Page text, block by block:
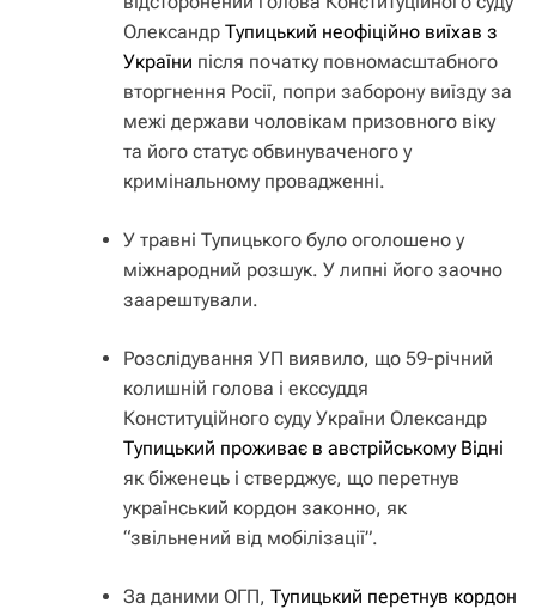
Олександр Тупицький неофіційно виїхав з
України після початку повномасштабного
вторгнення Росії, попри заборону виїзду за
межі держави чоловікам призовного віку
та його статус обвинуваченого у
кримінальному провадженні.
У травні Тупицького було оголошено у
міжнародний розшук. У липні його заочно
заарештували.
Розслідування УП виявило, що 59-річний
колишній голова і екссуддя
Конституційного суду України Олександр
Тупицький проживає в австрійському Відні
як біженець і стверджує, що перетнув
український кордон законно, як
“звільнений від мобілізації”.
За даними ОГП, Тупицький перетнув кордон